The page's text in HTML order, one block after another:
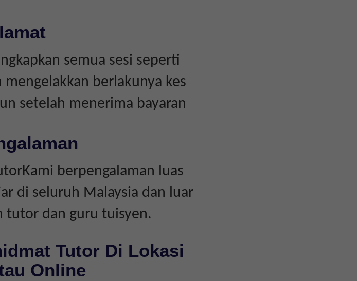
semua sesi seperti
berlakunya kes
setelah menerima bayaran
berpengalaman luas
di seluruh Malaysia dan luar
tutor dan guru tuisyen.
Tutor Di Lokasi
Online